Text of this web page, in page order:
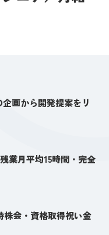
画から開発提案をリ
業月平均15時間・完全
会・資格取得祝い金